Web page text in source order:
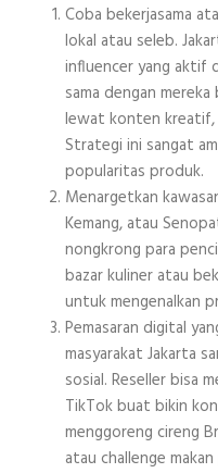
Coba bekerjasama
lokal atau seleb.
influencer yang aktif
sama dengan
lewat konten kreatif,
Strategi ini sangat
popularitas produk.
Menargetkan
Kemang, atau
nongkrong para
bazar kuliner atau
untuk mengenalkan
Pemasaran digital
masyarakat Jakarta
sosial. Reseller bisa
TikTok buat bikin
menggoreng cireng
atau challenge